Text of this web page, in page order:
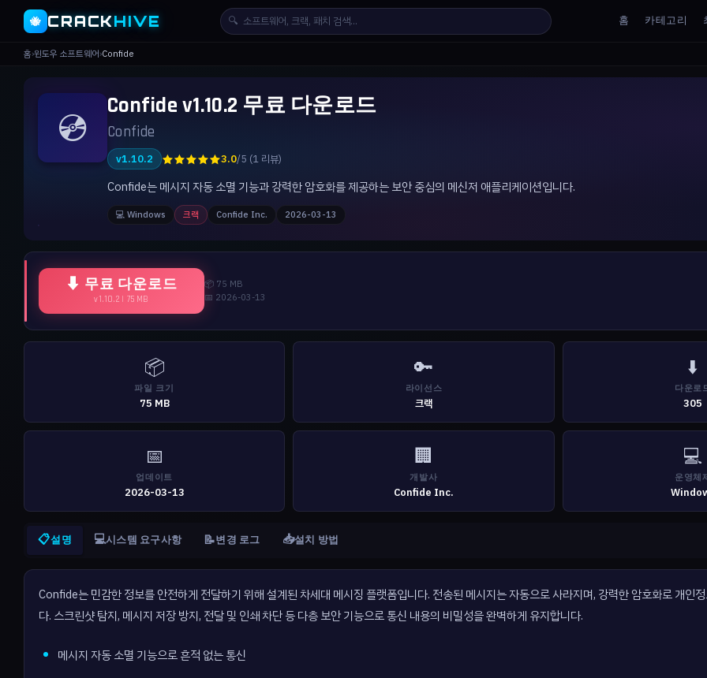
🐝 CRACKHIVE 🔍 홈 카테고리
홈›윈도우 소프트웨어›Confide
💿 Confide v1.10.2 무료 다운로드
Confide
v1.10.2 ★★★★★3.0/5 (1 리뷰)
Confide는 메시지 자동 소멸 기능과 강력한 암호화를 제공하는 보안 중심의 메신저 애플리케이션입니다.
💻 Windows 크랙 Confide Inc. 2026-03-13
⬇ 무료 다운로드
v1.10.2 | 75 MB
📦 75 MB
📅 2026-03-13
📦
파일 크기
75 MB
🔑
라이선스
크랙
⬇️
다운로
305
📅
업데이트
2026-03-13
🏢
개발사
Confide Inc.
💻
운영체
📋설명 💻시스템 요구사항 📝변경 로그 📥설치 방법
Confide는 민감한 정보를 안전하게 전달하기 위해 설계된 차세대 메시징 플랫폼입니다. 전송된 메시지는 자동으로 사라지며, 강력한 암호화로 개인
다. 스크린샷 탐지, 메시지 저장 방지, 전달 및 인쇄 차단 등 다층 보안 기능으로 통신 내용의 비밀성을 완벽하게 유지합니다.
메시지 자동 소멸 기능으로 흔적 없는 통신